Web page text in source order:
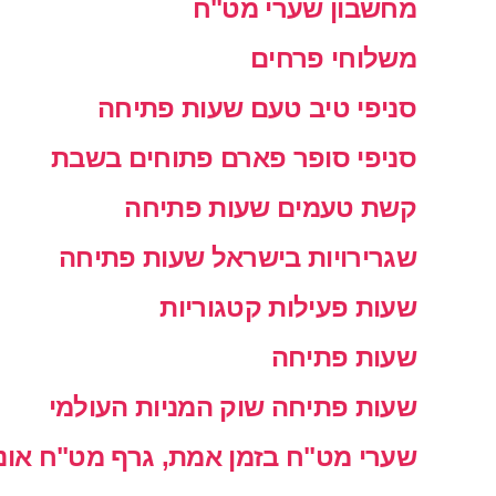
מחשבון שערי מט"ח
משלוחי פרחים
סניפי טיב טעם שעות פתיחה
סניפי סופר פארם פתוחים בשבת
קשת טעמים שעות פתיחה
שגרירויות בישראל שעות פתיחה
שעות פעילות קטגוריות
שעות פתיחה
שעות פתיחה שוק המניות העולמי
שערי מט"ח בזמן אמת, גרף מט"ח